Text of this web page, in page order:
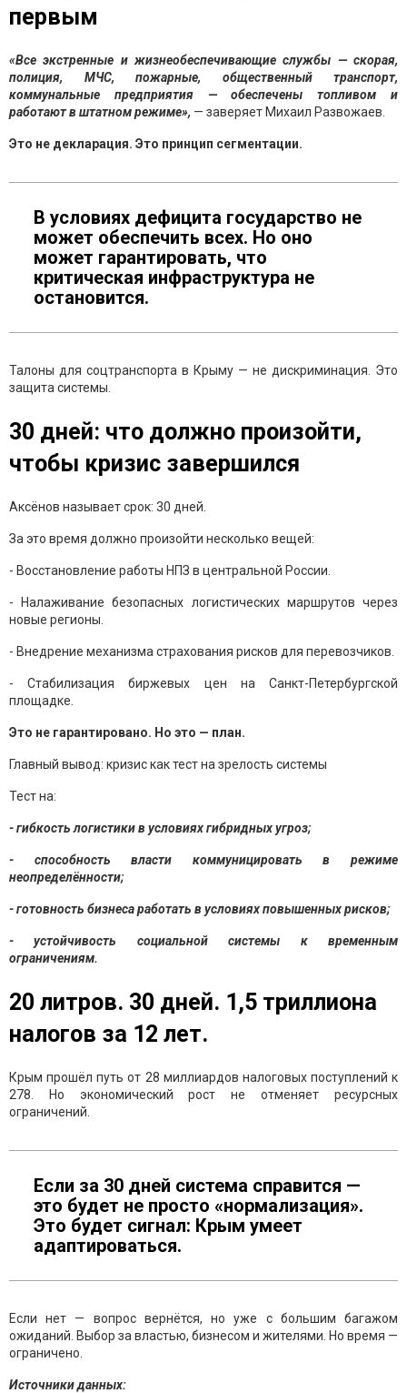
первым
«Все экстренные и жизнеобеспечивающие службы — скорая,
полиция, МЧС, пожарные, общественный транспорт,
коммунальные предприятия — обеспечены топливом и
работают в штатном режиме», — заверяет Михаил Развожаев.
Это не декларация. Это принцип сегментации.
В условиях дефицита государство не
может обеспечить всех. Но оно
может гарантировать, что
критическая инфраструктура не
остановится.
Талоны для соцтранспорта в Крыму — не дискриминация. Это
защита системы.
30 дней: что должно произойти,
чтобы кризис завершился
Аксёнов называет срок: 30 дней.
За это время должно произойти несколько вещей:
- Восстановление работы НПЗ в центральной России.
- Налаживание безопасных логистических маршрутов через
новые регионы.
- Внедрение механизма страхования рисков для перевозчиков.
- Стабилизация биржевых цен на Санкт-Петербургской
площадке.
Это не гарантировано. Но это — план.
Главный вывод: кризис как тест на зрелость системы
Тест на:
- гибкость логистики в условиях гибридных угроз;
- способность власти коммуницировать в режиме
неопределённости;
- готовность бизнеса работать в условиях повышенных рисков;
- устойчивость социальной системы к временным
ограничениям.
20 литров. 30 дней. 1,5 триллиона
налогов за 12 лет.
Крым прошёл путь от 28 миллиардов налоговых поступлений к
278. Но экономический рост не отменяет ресурсных
ограничений.
Если за 30 дней система справится —
это будет не просто «нормализация».
Это будет сигнал: Крым умеет
адаптироваться.
Если нет — вопрос вернётся, но уже с большим багажом
ожиданий. Выбор за властью, бизнесом и жителями. Но время —
ограничено.
Источники данных: